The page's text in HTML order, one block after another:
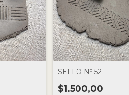
SELLO Nº 52
$1.500,00